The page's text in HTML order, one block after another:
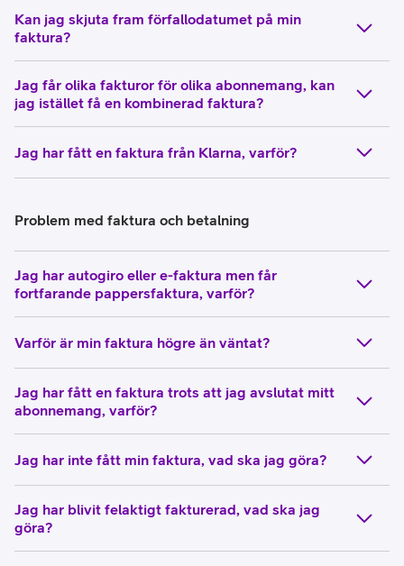
Kan jag skjuta fram förfallodatumet på min
faktura?
Jag får olika fakturor för olika abonnemang, kan
jag istället få en kombinerad faktura?
Jag har fått en faktura från Klarna, varför?
Problem med faktura och betalning
Jag har autogiro eller e-faktura men får
fortfarande pappersfaktura, varför?
Varför är min faktura högre än väntat?
Jag har fått en faktura trots att jag avslutat mitt
abonnemang, varför?
Jag har inte fått min faktura, vad ska jag göra?
Jag har blivit felaktigt fakturerad, vad ska jag
göra?